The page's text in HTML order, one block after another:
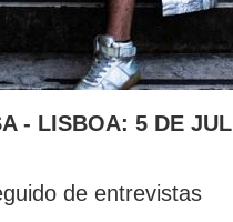
- LISBOA: 5 DE
de entrevistas